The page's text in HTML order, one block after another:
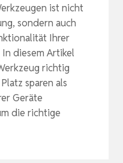
ist nicht
sondern auch
Ihrer
diesem Artikel
richtig
sparen als
Geräte
die richtige